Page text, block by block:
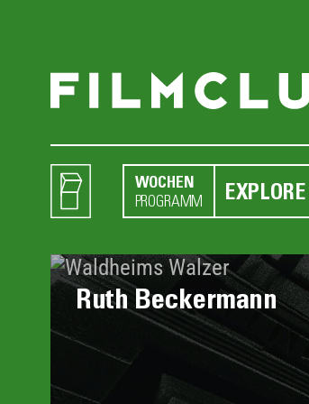
WOCHEN
PROGRAMM EXPLORE
Ruth Beckermann